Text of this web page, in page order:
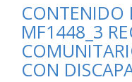
CONTENIDO
MF1448_3
CON